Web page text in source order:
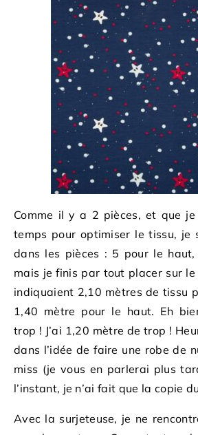
Comme il y a 2 pièces, et que
temps pour optimiser le tissu, je
dans les pièces : 5 pour le
mais je finis par tout placer sur
indiquaient 2,10 mètres de tissu
1,40 mètre pour le haut. Eh
trop ! J’ai 1,20 mètre de trop !
dans l’idée de faire une robe de
miss (je vous en parlerai plus
l’instant, je n’ai fait que la copie
Avec la surjeteuse, je ne